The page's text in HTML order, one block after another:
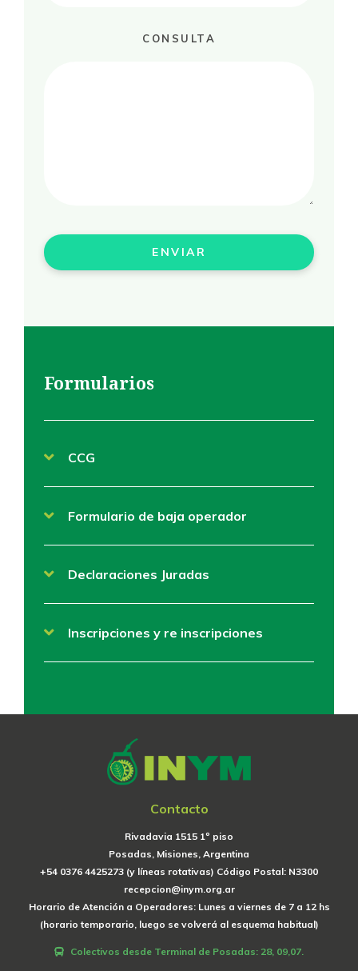
CONSULTA
Formularios
CCG
Formulario de baja operador
Declaraciones Juradas
Inscripciones y re inscripciones
Contacto
Rivadavia 1515 1º piso
Posadas, Misiones, Argentina
+54 0376 4425273 (y líneas rotativas) Código Postal: N3300
recepcion@inym.org.ar
Horario de Atención a Operadores: Lunes a viernes de 7 a 12 hs
(horario temporario, luego se volverá al esquema habitual)
Colectivos desde Terminal de Posadas: 28, 09,07.